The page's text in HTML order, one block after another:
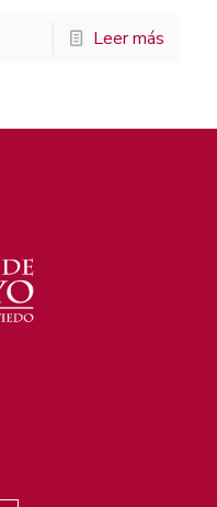
Leer más